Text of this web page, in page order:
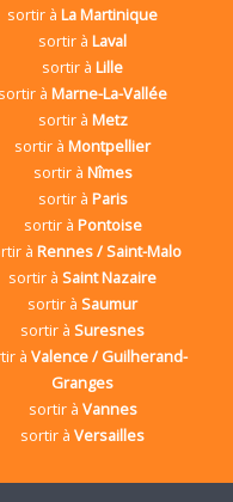
sortir àLa Martinique
sortir àLaval
sortir àLille
sortir àMarne-La-Vallée
sortir à Metz
sortir àMontpellier
sortir à Nîmes
sortir à Paris
sortir à Pontoise
àRennes / Saint-Malo
sortir àSaint Nazaire
sortir àSaumur
sortir àSuresnes
àValence / Guilherand-
Granges
sortir à Vannes
sortir àVersailles